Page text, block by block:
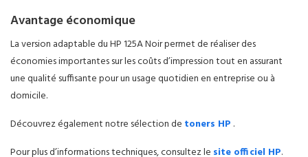
Avantage économique
La version adaptable du HP 125A Noir permet de réaliser des
économies importantes sur les coûts d’impression tout en assurant
une qualité suffisante pour un usage quotidien en entreprise ou à
domicile.
Découvrez également notre sélection de toners HP .
Pour plus d’informations techniques, consultez le site officiel HP.